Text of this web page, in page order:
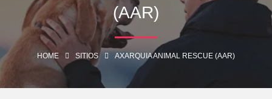
(AAR)
HOME SITIOS AXARQUIA ANIMAL RESCUE (AAR)